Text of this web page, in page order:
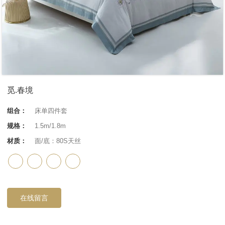
觅.春境
组合：
床单四件套
规格：
1.5m/1.8m
材质：
面/底：80S天丝
在线留言